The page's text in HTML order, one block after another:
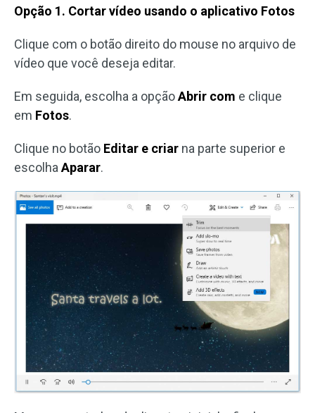
Opção 1. Cortar vídeo usando o aplicativo Fotos
Clique com o botão direito do mouse no arquivo de
vídeo que você deseja editar.
Em seguida, escolha a opçãoAbrir com e clique
em Fotos.
Clique no botão Editar e criar na parte superior e
escolhaAparar.